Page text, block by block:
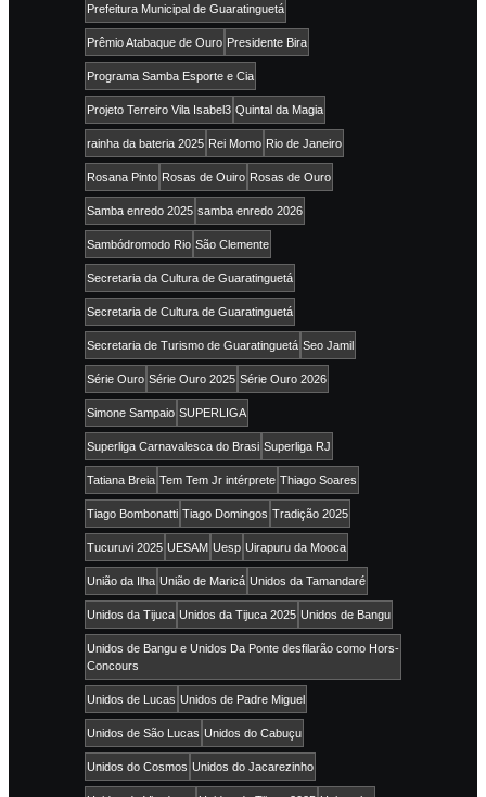
Prefeitura Municipal de Guaratinguetá
Prêmio Atabaque de Ouro Presidente Bira
Programa Samba Esporte e Cia
Projeto Terreiro Vila Isabel3 Quintal da Magia
rainha da bateria 2025 Rei Momo Rio de Janeiro
Rosana Pinto Rosas de Ouiro Rosas de Ouro
Samba enredo 2025 samba enredo 2026
Sambódromodo Rio São Clemente
Secretaria da Cultura de Guaratinguetá
Secretaria de Cultura de Guaratinguetá
Secretaria de Turismo de Guaratinguetá Seo Jamil
Série Ouro Série Ouro 2025 Série Ouro 2026
Simone Sampaio SUPERLIGA
Superliga Carnavalesca do Brasi Superliga RJ
Tatiana Breia Tem Tem Jr intérprete Thiago Soares
Tiago Bombonatti Tiago Domingos Tradição 2025
Tucuruvi 2025 UESAM Uesp Uirapuru da Mooca
União da Ilha União de Maricá Unidos da Tamandaré
Unidos da Tijuca Unidos da Tijuca 2025 Unidos de Bangu
Unidos de Bangu e Unidos Da Ponte desfilarão como Hors-
Concours
Unidos de Lucas Unidos de Padre Miguel
Unidos de São Lucas Unidos do Cabuçu
Unidos do Cosmos Unidos do Jacarezinho